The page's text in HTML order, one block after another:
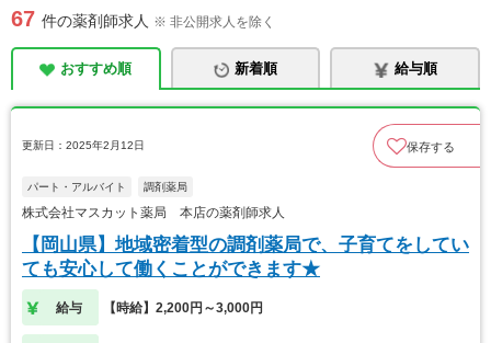
67 件の薬剤師求人 ※ 非公開求人を除く
おすすめ順 新着順 給与順
更新日：2025年2月12日 保存する
パート・アルバイト 調剤薬局
株式会社マスカット薬局 本店の薬剤師求人
【岡山県】地域密着型の調剤薬局で、子育てをしてい
ても安心して働くことができます★
給与 【時給】2,200円～3,000円